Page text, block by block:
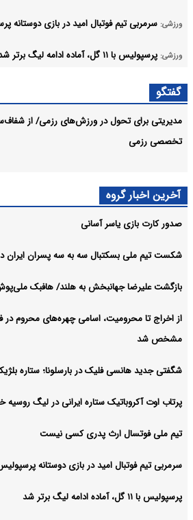
ورزشی: سرمربی تیم فوتبال امید در بازی دوستانه
ورزشی: پرسپولیس با ۱۱ گل، آماده ادامه لیگ برتر شد
ورزشی: نکونام وعده ارائه بهترین عملکرد را در تراکتورگفتگو
مدیریتی برای تحول در ورزش‌های رزمی/ از
تخصصی رزمی
آخرین اخبار گروه
صدور کارت بازی یاسر آسانی
شکست تیم ملی بسکتبال سه به سه پسران ایران
بازگشت علیرضا جهانبخش به هلند/ هافبک
از اخراج تا محرومیت، اسامی چهره‌های محروم در
مشخص شد
شگفتی جدید هانسی فلیک در بارسلونا؛ ستاره
پرتاب اوت آکروباتیک ستاره ایرانی در لیگ روسیه
تیم ملی فوتسال ارث پدری کسی نیست
سرمربی تیم فوتبال امید در بازی دوستانه
پرسپولیس با ۱۱ گل، آماده ادامه لیگ برتر شد